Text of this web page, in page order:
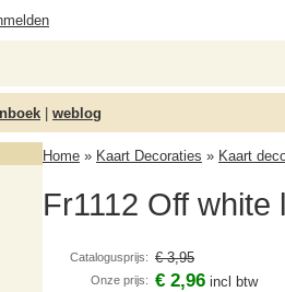
| weblog
Home » Kaart Decoraties » Kaart
Fr1112 Off white
Catalogusprijs: € 3,95
Onze prijs: € 2,96 incl btw